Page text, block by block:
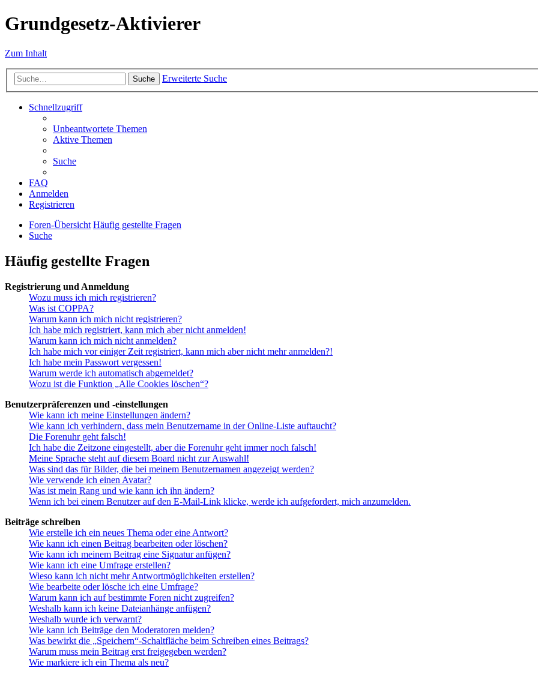
Grundgesetz-Aktivierer
Zum Inhalt
Suche Erweiterte Suche
Schnellzugriff
Unbeantwortete Themen
Aktive Themen
Suche
FAQ
Anmelden
Registrieren
Foren-Übersicht Häufig gestellte Fragen
Suche
Häufig gestellte Fragen
Registrierung und Anmeldung
Wozu muss ich mich registrieren?
Was ist COPPA?
Warum kann ich mich nicht registrieren?
Ich habe mich registriert, kann mich aber nicht anmelden!
Warum kann ich mich nicht anmelden?
Ich habe mich vor einiger Zeit registriert, kann mich aber nicht mehr anmelden?!
Ich habe mein Passwort vergessen!
Warum werde ich automatisch abgemeldet?
Wozu ist die Funktion „Alle Cookies löschen“?
Benutzerpräferenzen und -einstellungen
Wie kann ich meine Einstellungen ändern?
Wie kann ich verhindern, dass mein Benutzername in der Online-Liste auftaucht?
Die Forenuhr geht falsch!
Ich habe die Zeitzone eingestellt, aber die Forenuhr geht immer noch falsch!
Meine Sprache steht auf diesem Board nicht zur Auswahl!
Was sind das für Bilder, die bei meinem Benutzernamen angezeigt werden?
Wie verwende ich einen Avatar?
Was ist mein Rang und wie kann ich ihn ändern?
Wenn ich bei einem Benutzer auf den E-Mail-Link klicke, werde ich aufgefordert, mich anzumelden.
Beiträge schreiben
Wie erstelle ich ein neues Thema oder eine Antwort?
Wie kann ich einen Beitrag bearbeiten oder löschen?
Wie kann ich meinem Beitrag eine Signatur anfügen?
Wie kann ich eine Umfrage erstellen?
Wieso kann ich nicht mehr Antwortmöglichkeiten erstellen?
Wie bearbeite oder lösche ich eine Umfrage?
Warum kann ich auf bestimmte Foren nicht zugreifen?
Weshalb kann ich keine Dateianhänge anfügen?
Weshalb wurde ich verwarnt?
Wie kann ich Beiträge den Moderatoren melden?
Was bewirkt die „Speichern“-Schaltfläche beim Schreiben eines Beitrags?
Warum muss mein Beitrag erst freigegeben werden?
Wie markiere ich ein Thema als neu?